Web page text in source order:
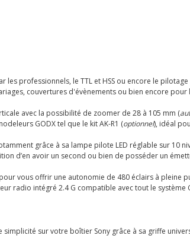
professionnels, le TTL et HSS ou encore le
couvertures d'évènements ou bien encore pour
avec la possibilité de zoomer de 28 à 105 mm (
GODX tel que le kit AK-R1 (optionnel), idéal
grâce à sa lampe pilote LED réglable sur 10
d’en avoir un second ou bien de posséder un
vous offrir une autonomie de 480 éclairs à pleine
radio intégré 2.4 G compatible avec tout le
sur votre boîtier Sony grâce à sa griffe